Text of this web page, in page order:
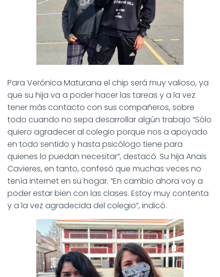
Para Verónica Maturana el chip será muy valioso, ya
que su hija va a poder hacer las tareas y a la vez
tener más contacto con sus compañeros, sobre
todo cuando no sepa desarrollar algún trabajo “Sólo
quiero agradecer al colegio porque nos a apoyado
en todo sentido y hasta psicólogo tiene para
quienes lo puedan necesitar”, destacó. Su hija Anais
Cavieres, en tanto, confesó que muchas veces no
tenía internet en su hogar. “En cambio ahora voy a
poder estar bien con las clases. Estoy muy contenta
y a la vez agradecida del colegio”, indicó.